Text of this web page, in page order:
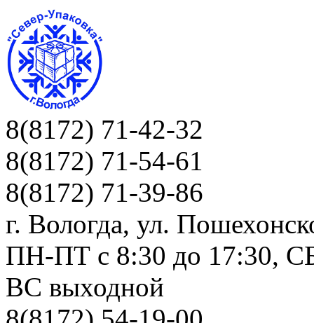
8(8172) 71-42-32
8(8172) 71-54-61
8(8172) 71-39-86
г. Вологда, ул.
ПН-ПТ c 8:30 до 17:30,
ВС выходной